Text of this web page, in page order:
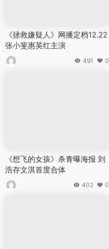
《拯救嫌疑人》网播定档12.22
张小斐惠英红主演
491 0
《想飞的女孩》杀青曝海报 刘
浩存文淇首度合体
402 0